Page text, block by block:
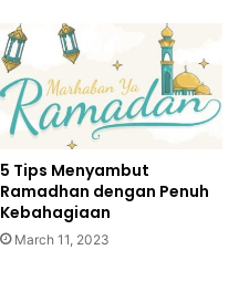
5 Tips Menyambut
Ramadhan dengan Penuh
Kebahagiaan
March 11, 2023